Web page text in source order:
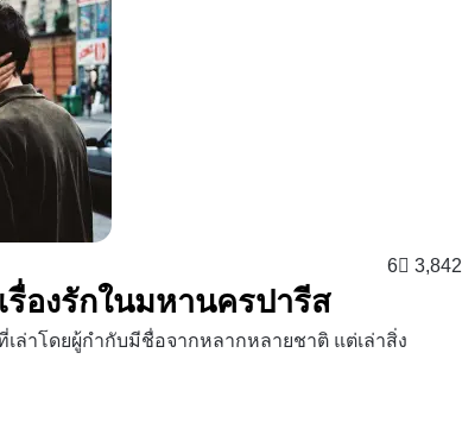
6 3,842
รื่องรักในมหานครปารีส
ล่าโดยผู้กำกับมีชื่อจากหลากหลายชาติ แต่เล่าสิ่ง